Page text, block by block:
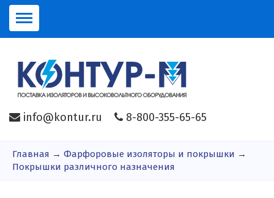
info@kontur.ru 8-800-355-65-65
Главная → Фарфоровые изоляторы и покрышки →
Покрышки различного назначения